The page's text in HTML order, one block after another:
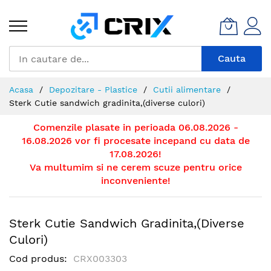
Continut
Cauta
Acasa Depozitare - Plastice
Cutii alimentare
Sterk Cutie sandwich gradinita,(diverse culori)
Comenzile plasate in perioada 06.08.2026 -
16.08.2026 vor fi procesate incepand cu data de
17.08.2026!
Va multumim si ne cerem scuze pentru orice
inconveniente!
Sterk Cutie Sandwich Gradinita,(diverse
Culori)
Cod produs CRX003303